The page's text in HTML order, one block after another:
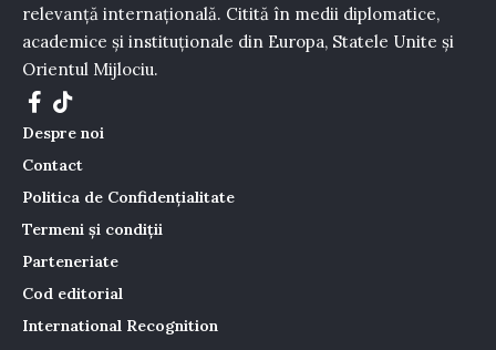
relevanță internațională. Citită în medii diplomatice,
academice și instituționale din Europa, Statele Unite și
Orientul Mijlociu.
Despre noi
Contact
Politica de Confidențialitate
Termeni și condiții
Parteneriate
Cod editorial
International Recognition